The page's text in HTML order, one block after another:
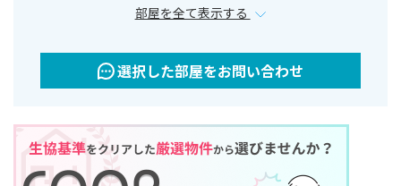
部屋を全て表示する
選択した部屋をお問い合わせ